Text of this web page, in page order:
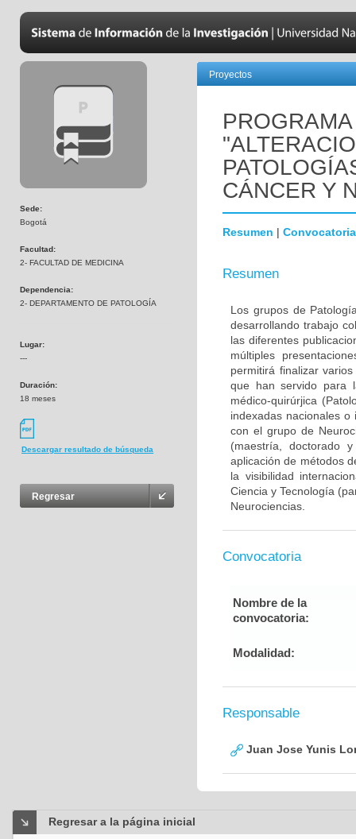
Sede:
Bogotá
Facultad:
2- FACULTAD DE MEDICINA
Dependencia:
2- DEPARTAMENTO DE PATOLOGÍA
Lugar:
---
Duración:
18 meses
Descargar resultado de búsqueda
Regresar
Proyectos
CÁNCER Y
Resumen | Convocatoria
Resumen
Los grupos de
desarrollando trabajo
las diferentes
múltiples
permitirá finalizar
que han servido para
médico-quirúrjica
indexadas nacionales
con el grupo de
(maestría, doctorado
aplicación de métodos
la visibilidad
Ciencia y Tecnología
Neurociencias.
Convocatoria
Nombre de la
convocatoria:
Modalidad:
Responsable
Juan Jose Yunis
Regresar a la página inicial